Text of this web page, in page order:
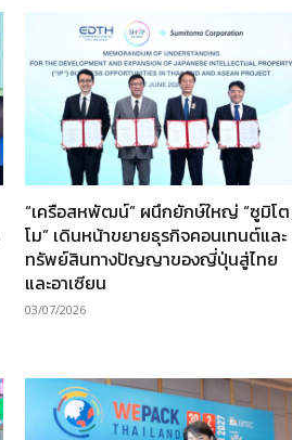
“เครือสหพัฒน์” ผนึกยักษ์ใหญ่ “ซูมิโต
โม” เดินหน้าขยายธุรกิจคอนเทนต์และ
ทรัพย์สินทางปัญญาของญี่ปุ่นสู่ไทย
และอาเซียน
03/07/2026